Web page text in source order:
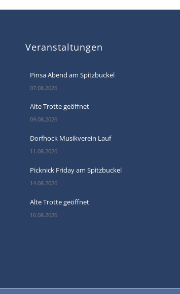
Veranstaltungen
Pinsa Abend am Spitzbuckel
07.08.2026
Alte Trotte geöffnet
09.08.2026
Dorfhock Musikverein Lauf
11.08.2026
Picknick Friday am Spitzbuckel
14.08.2026
Alte Trotte geöffnet
16.08.2026